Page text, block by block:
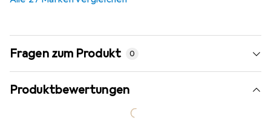
Fragen zum Produkt 0
Produktbewertungen